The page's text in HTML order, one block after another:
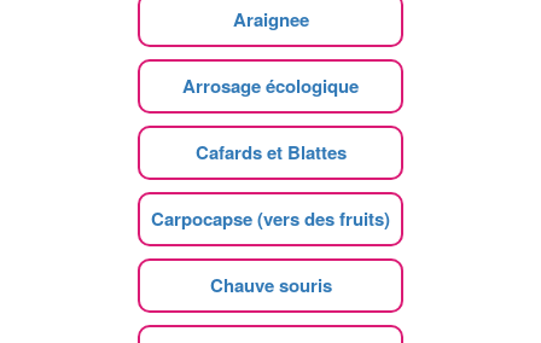
Araignee
Arrosage écologique
Cafards et Blattes
Carpocapse (vers des fruits)
Chauve souris